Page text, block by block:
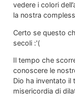
vedere i colori
la nostra
Certo se questo
secoli :'(
Il tempo che
conoscere le
Dio ha inventato il
misericordia di